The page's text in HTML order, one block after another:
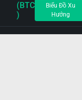
(BTC
)
Biểu Đồ Xu
Hướng